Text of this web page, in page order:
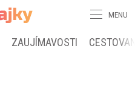
MENU
ZAUJÍMAVOSTI